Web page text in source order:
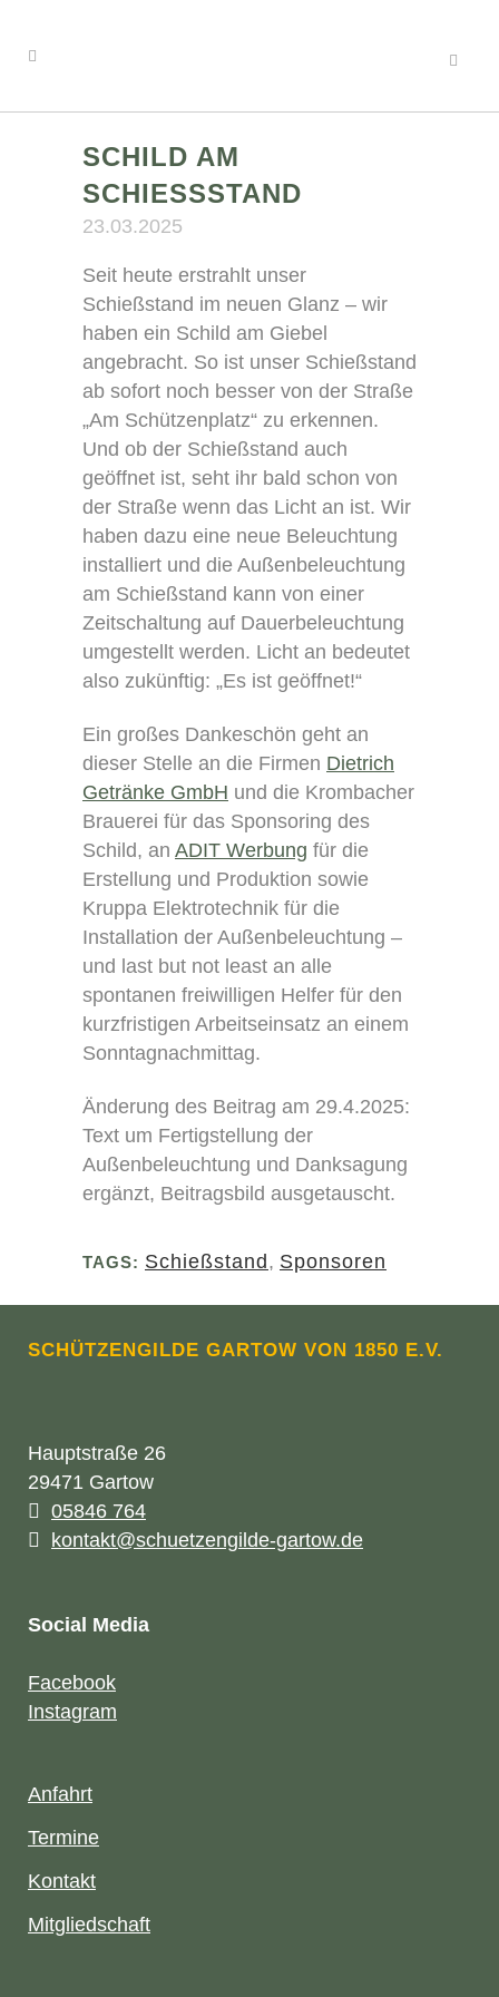
SCHILD AM
SCHIESSSTAND
23.03.2025
Seit heute erstrahlt unser
Schießstand im neuen Glanz – wir
haben ein Schild am Giebel
angebracht. So ist unser Schießstand
ab sofort noch besser von der Straße
„Am Schützenplatz“ zu erkennen.
Und ob der Schießstand auch
geöffnet ist, seht ihr bald schon von
der Straße wenn das Licht an ist. Wir
haben dazu eine neue Beleuchtung
installiert und die Außenbeleuchtung
am Schießstand kann von einer
Zeitschaltung auf Dauerbeleuchtung
umgestellt werden. Licht an bedeutet
also zukünftig: „Es ist geöffnet!“
Ein großes Dankeschön geht an
dieser Stelle an die Firmen Dietrich
Getränke GmbH und die Krombacher
Brauerei für das Sponsoring des
Schild, an ADIT Werbung für die
Erstellung und Produktion sowie
Kruppa Elektrotechnik für die
Installation der Außenbeleuchtung –
und last but not least an alle
spontanen freiwilligen Helfer für den
kurzfristigen Arbeitseinsatz an einem
Sonntagnachmittag.
Änderung des Beitrag am 29.4.2025:
Text um Fertigstellung der
Außenbeleuchtung und Danksagung
ergänzt, Beitragsbild ausgetauscht.
TAGS: Schießstand , Sponsoren
SCHÜTZENGILDE GARTOW VON 1850 E.V.
Hauptstraße 26
29471 Gartow
05846 764
kontakt@schuetzengilde-gartow.de
Social Media
Facebook
Instagram
Anfahrt
Termine
Kontakt
Mitgliedschaft